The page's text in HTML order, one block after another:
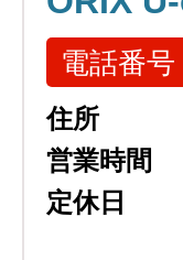
電話番号
住所
営業時間
定休日